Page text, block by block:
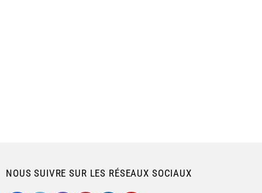
NOUS SUIVRE SUR LES RÉSEAUX SOCIAUX